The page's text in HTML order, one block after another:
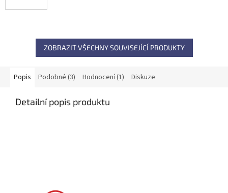
ZOBRAZIT VŠECHNY SOUVISEJÍCÍ PRODUKTY
Popis Podobné (3) Hodnocení (1) Diskuze
Detailní popis produktu